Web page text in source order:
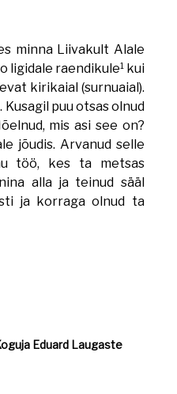
minna Liivakult Alale
ligidale raendikule1kui
kirikaial (surnuaial).
Kusagil puu otsas olnud
mis asi see on?
jõudis. Arvanud selle
töö, kes ta metsas
alla ja teinud sääl
ja korraga olnud ta
Eduard Laugaste